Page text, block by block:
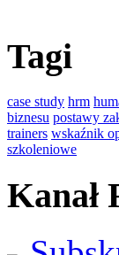
Tagi
case study hrm
biznesu postawy
trainers wskaźnik
szkoleniowe
Kanał